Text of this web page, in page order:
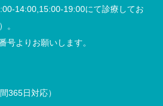
14:00,15:00-19:00にて診療してお
。
号よりお願いします。
365日対応）